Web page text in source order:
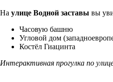
На улице Водной заставы вы
Часовую башню
Угловой дом
Костёл Гиацинта
Интерактивная прогулка по